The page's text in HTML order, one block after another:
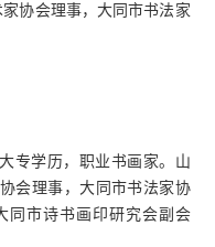
协会理事，大同市书法家
专学历，职业书画家。山
会理事，大同市书法家协
同市诗书画印研究会副会